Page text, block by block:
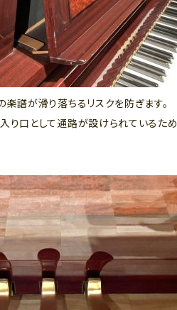
譜が滑り落ちるリスクを防ぎます。
口として通路が設けられているため